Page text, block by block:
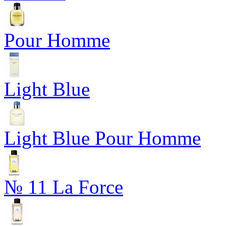
Pour Homme
Light Blue
Light Blue Pour Homme
№ 11 La Force